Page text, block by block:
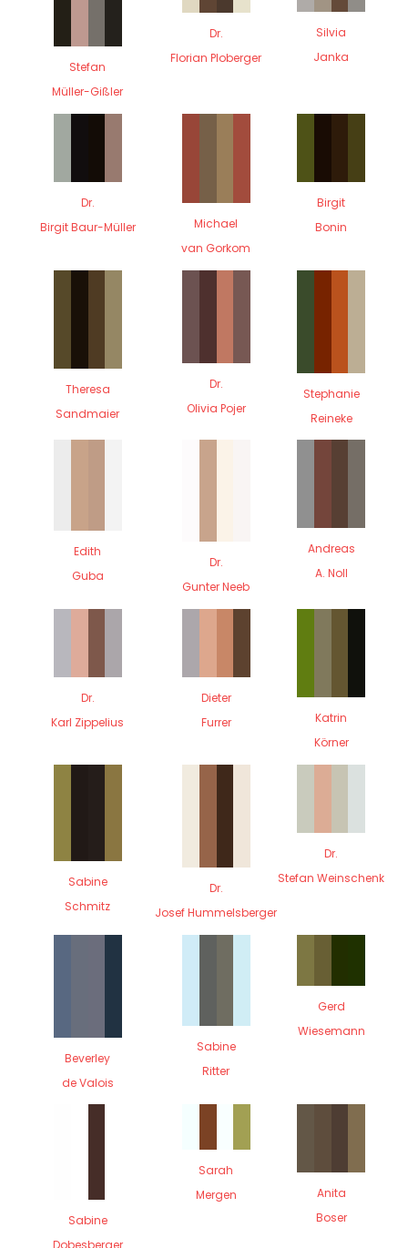
Stefan
Müller-Gißler
Dr.
Florian Ploberger
Silvia
Janka
Dr.
Birgit Baur-Müller
Michael
van Gorkom
Birgit
Bonin
Theresa
Sandmaier
Dr.
Olivia Pojer
Stephanie
Reineke
Edith
Guba
Dr.
Gunter Neeb
Andreas
A. Noll
Dr.
Karl Zippelius
Dieter
Furrer
Katrin
Körner
Sabine
Schmitz
Dr.
Josef Hummelsberger
Dr.
Stefan Weinschenk
Beverley
de Valois
Sabine
Ritter
Gerd
Wiesemann
Sabine
Sarah
Mergen
Anita
Boser